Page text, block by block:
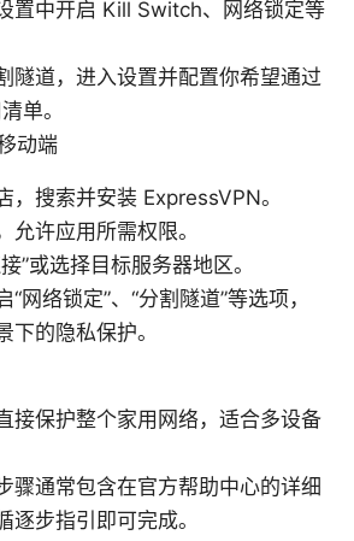
置中开启 Kill Switch、网络锁定等
隧道，进入设置并配置你希望通过
单。
动端
，搜索并安装 ExpressVPN。
允许应用所需权限。
”或选择目标服务器地区。
网络锁定”、“分割隧道”等选项，
下的隐私保护。
接保护整个家用网络，适合多设备
骤通常包含在官方帮助中心的详细
逐步指引即可完成。